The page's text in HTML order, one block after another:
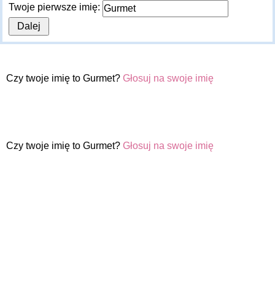
Twoje pierwsze imię:
Czy twoje imię to Gurmet? Głosuj na swoje imię
Czy twoje imię to Gurmet? Głosuj na swoje imię